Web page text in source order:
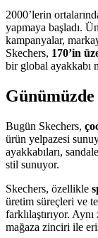
2000’lerin
yapmaya başladı.
kampanyalar,
Skechers, 170’in
bir global ayakkabı
Günümüzde
Bugün Skechers,
ürün yelpazesi
ayakkabıları,
stil sunuyor.
Skechers, özellikle
üretim süreçleri ve
farklılaştırıyor. Aynı
mağaza zinciri ile